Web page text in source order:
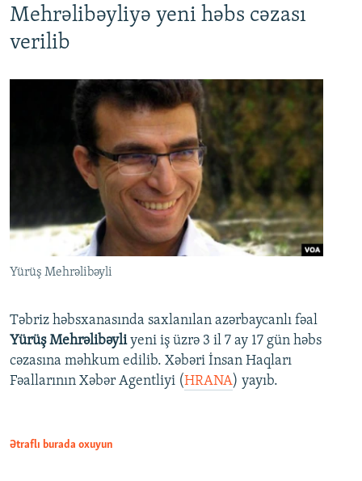
Mehrəlibəyliyə yeni həbs cəzası
verilib
Yürüş Mehrəlibəyli
Təbriz həbsxanasında saxlanılan azərbaycanlı fəal
Yürüş Mehrəlibəyliyeni iş üzrə 3 il 7 ay 17 gün həbs
cəzasına məhkum edilib. Xəbəri İnsan Haqları
Fəallarının Xəbər Agentliyi (HRANA) yayıb.
Ətraflı burada oxuyun